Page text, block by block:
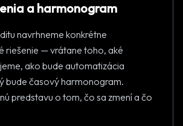
a harmonogram
navrhneme konkrétne
riešenie — vrátane toho, aké
ako bude automatizácia
bude časový harmonogram.
predstavu o tom, čo sa zmení a čo